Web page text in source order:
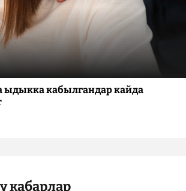
кабылгандар кайда
кабарлар